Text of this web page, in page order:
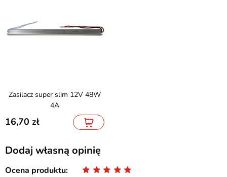
Zasilacz super slim 12V 48W
4A
16,70
Dodaj własną opinię
Ocena produktu